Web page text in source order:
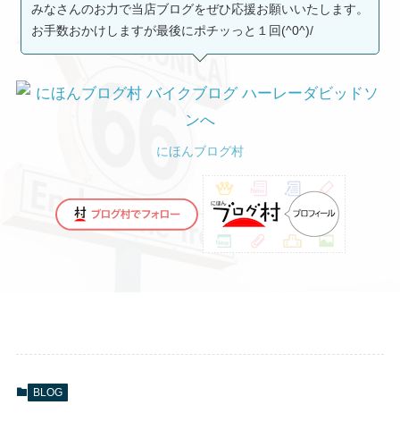
みなさんのお力で当店ブログをぜひ応援お願いいたします。
お手数おかけしますが最後にポチッっと１回(^0^)/
にほんブログ村
BLOG